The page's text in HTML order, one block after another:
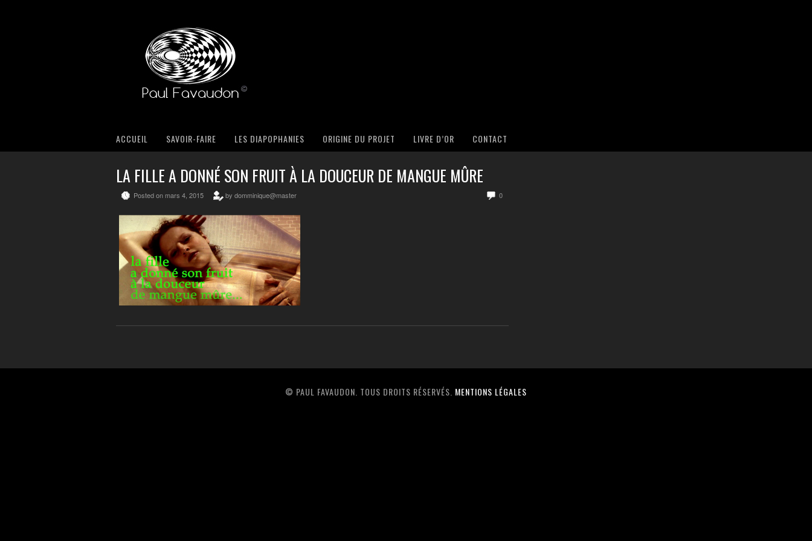
ACCUEIL SAVOIR-FAIRE LES DIAPOPHANIES ORIGINE DU PROJET LIVRE D’OR CONTACT
LA FILLE A DONNÉ SON FRUIT À LA DOUCEUR DE MANGUE MÛRE
Posted on mars 4, 2015 by domminique@master 0
© PAUL FAVAUDON. TOUS DROITS RÉSERVÉS. MENTIONS LÉGALES